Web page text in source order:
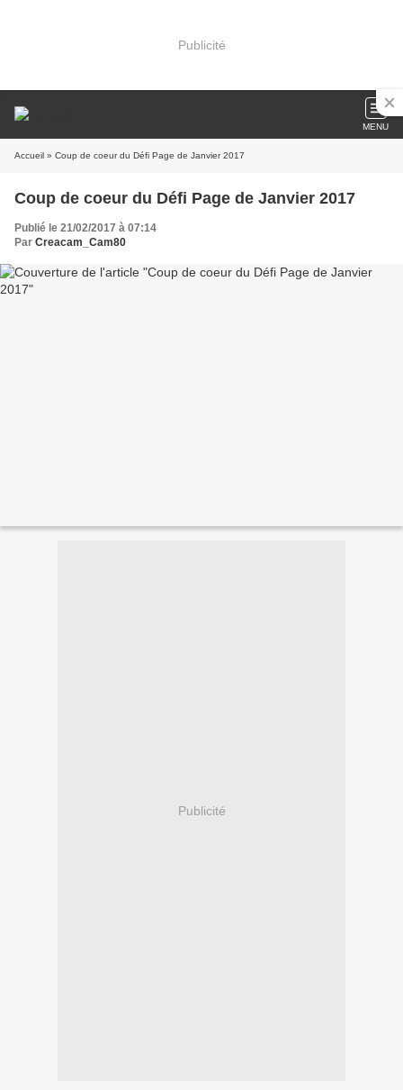
Publicité
MENU
Accueil » Coup de coeur du Défi Page de Janvier 2017
Coup de coeur du Défi Page de Janvier 2017
Publié le 21/02/2017 à 07:14
Par Creacam_Cam80
Publicité